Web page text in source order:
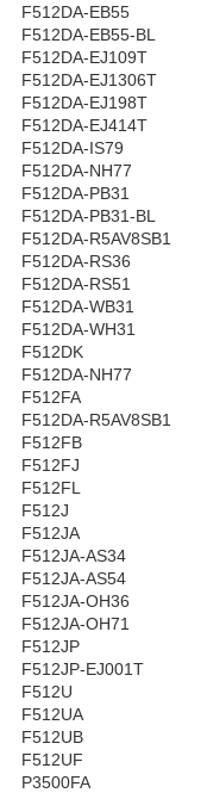
F512DA-EB55
F512DA-EB55-BL
F512DA-EJ109T
F512DA-EJ1306T
F512DA-EJ198T
F512DA-EJ414T
F512DA-IS79
F512DA-NH77
F512DA-PB31
F512DA-PB31-BL
F512DA-R5AV8SB1
F512DA-RS36
F512DA-RS51
F512DA-WB31
F512DA-WH31
F512DK
F512DA-NH77
F512FA
F512DA-R5AV8SB1
F512FB
F512FJ
F512FL
F512J
F512JA
F512JA-AS34
F512JA-AS54
F512JA-OH36
F512JA-OH71
F512JP
F512JP-EJ001T
F512U
F512UA
F512UB
F512UF
P3500FA